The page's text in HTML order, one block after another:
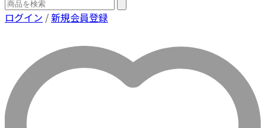
ログイン /新規会員登録